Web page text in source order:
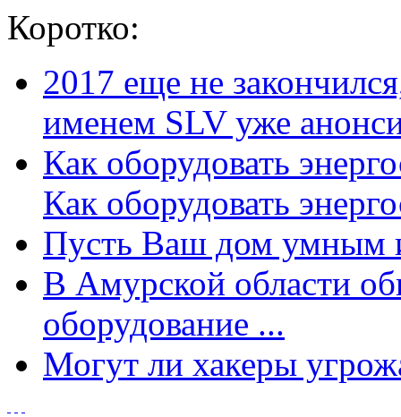
Коротко:
2017 еще не
именем SLV уже
Как оборудовать
Как оборудовать
Пусть Ваш дом умным
В Амурской области
оборудование ...
Могут ли хакеры